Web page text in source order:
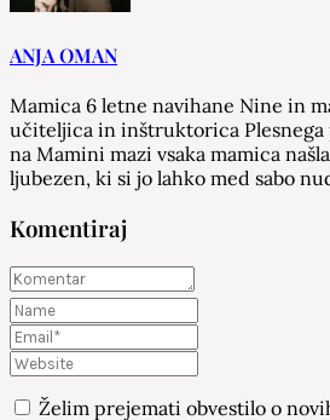
ANJA OMAN
Mamica 6 letne navihane Nine in
učiteljica in inštruktorica Plesnega
na Mamini mazi vsaka mamica
ljubezen, ki si jo lahko med sabo
Komentiraj
Želim prejemati obvestilo o